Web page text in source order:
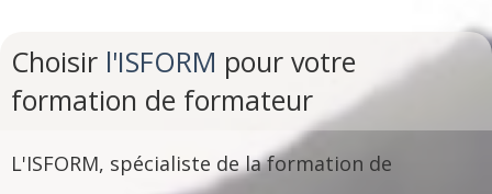
Choisir l'ISFORM pour votre
formation de formateur
L'ISFORM, spécialiste de la formation de